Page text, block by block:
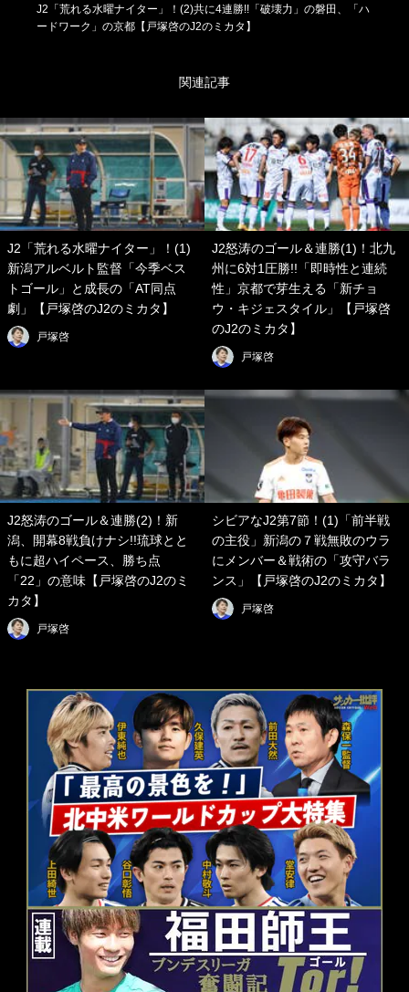
J2「荒れる水曜ナイター」！(2)共に4連勝!!「破壊力」の磐田、「ハ
ードワーク」の京都【戸塚啓のJ2のミカタ】
関連記事
J2「荒れる水曜ナイター」！(1)
新潟アルベルト監督「今季ベス
トゴール」と成長の「AT同点
劇」【戸塚啓のJ2のミカタ】
戸塚啓
J2怒涛のゴール＆連勝(1)！北九
州に6対1圧勝!!「即時性と連続
性」京都で芽生える「新チョ
ウ・キジェスタイル」【戸塚啓
のJ2のミカタ】
戸塚啓
J2怒涛のゴール＆連勝(2)！新
潟、開幕8戦負けナシ!!琉球とと
もに超ハイペース、勝ち点
「22」の意味【戸塚啓のJ2のミ
カタ】
戸塚啓
シビアなJ2第7節！(1)「前半戦
の主役」新潟の７戦無敗のウラ
にメンバー＆戦術の「攻守バラ
ンス」【戸塚啓のJ2のミカタ】
戸塚啓